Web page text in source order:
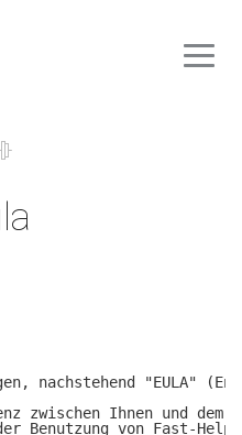
nachstehend "EULA"
zwischen Ihnen und dem
Benutzung von Fast-